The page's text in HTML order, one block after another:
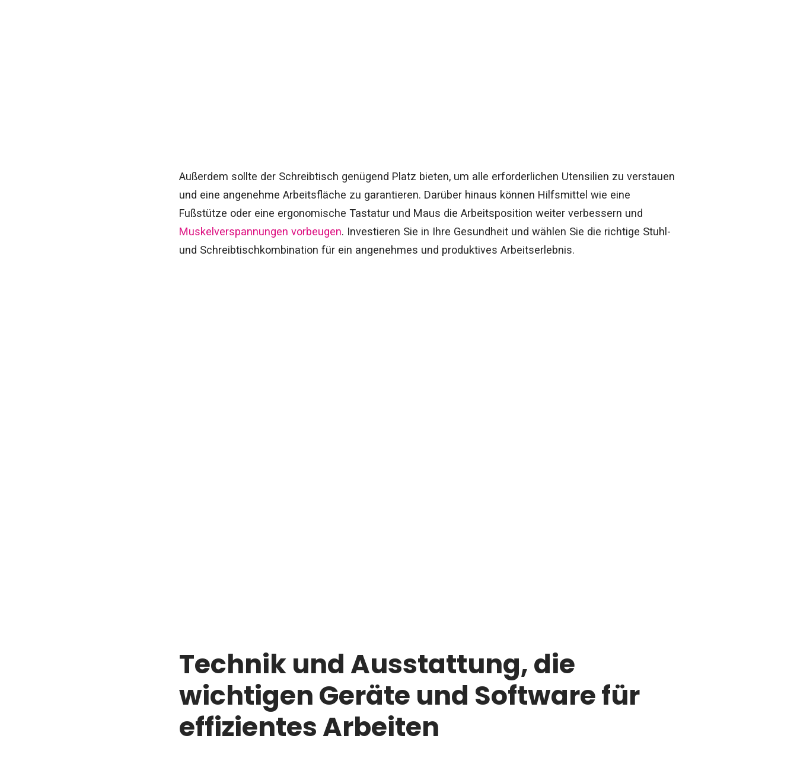
Außerdem sollte der Schreibtisch genügend Platz bieten, um alle erforderlichen Utensilien zu verstauen
und eine angenehme Arbeitsfläche zu garantieren. Darüber hinaus können Hilfsmittel wie eine
Fußstütze oder eine ergonomische Tastatur und Maus die Arbeitsposition weiter verbessern und
Muskelverspannungen vorbeugen. Investieren Sie in Ihre Gesundheit und wählen Sie die richtige Stuhl-
und Schreibtischkombination für ein angenehmes und produktives Arbeitserlebnis.
Technik und Ausstattung, die
wichtigen Geräte und Software für
effizientes Arbeiten